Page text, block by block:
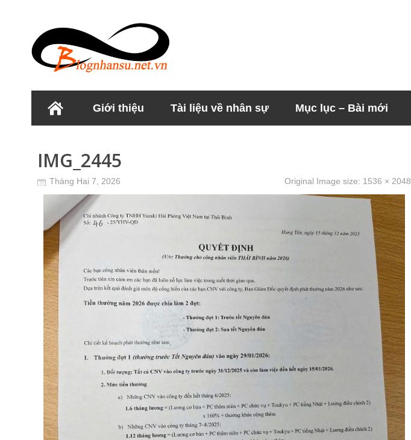
Giới thiệu Tài liệu về nhân sự Mục lục – Bài mới
IMG_2445
Tháng Hai 7, 2026 Original Image size: 1536 × 2048